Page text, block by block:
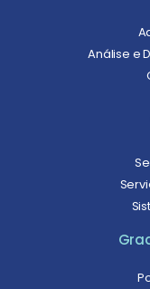
Análise e